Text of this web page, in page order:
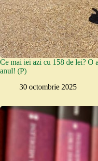
Ce mai iei azi cu 158 de lei? O
anul! (P)
30 octombrie 2025